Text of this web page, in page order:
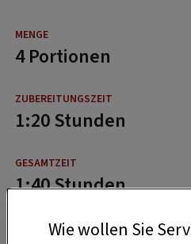
4 Portionen
1:20 Stunden
1:40 Stunden
Wie wollen Sie